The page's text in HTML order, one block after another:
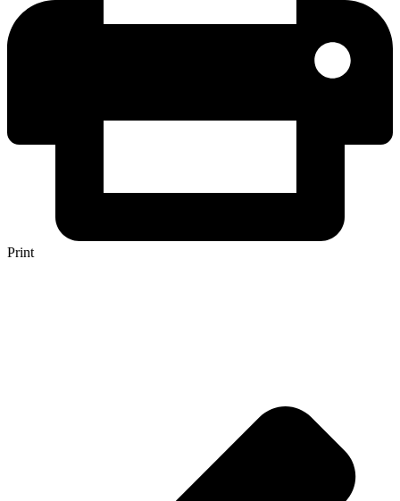
Print